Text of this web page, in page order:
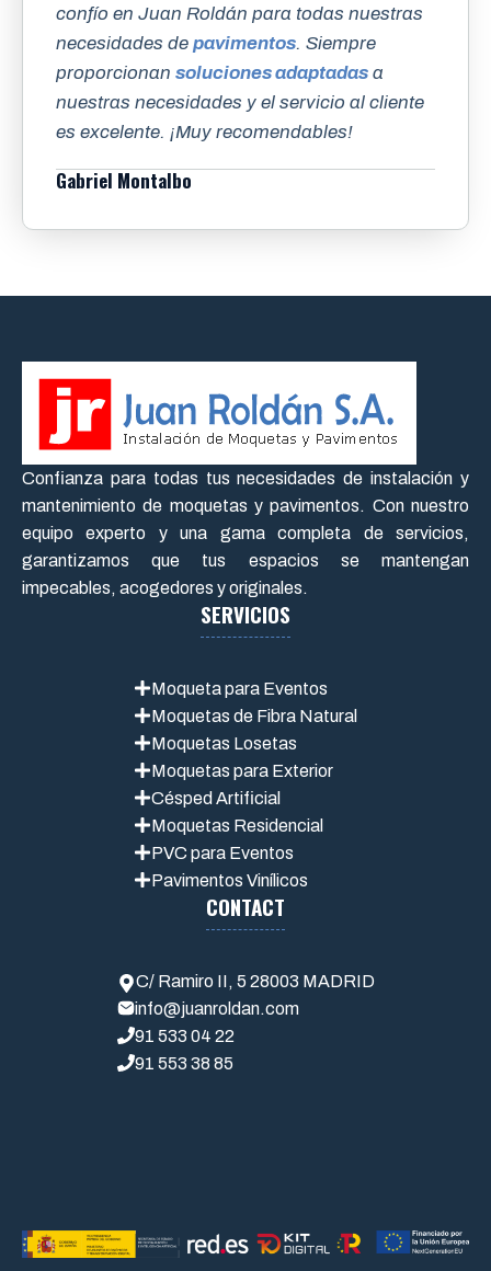
confío en Juan Roldán para todas nuestras
necesidades de pavimentos. Siempre
proporcionan solucionesadaptadas a
nuestras necesidades y el servicio al cliente
es excelente. ¡Muy recomendables!
Gabriel Montalbo
Confianza para todas tus necesidades de instalación y
mantenimiento de moquetas y pavimentos. Con nuestro
equipo experto y una gama completa de servicios,
garantizamos que tus espacios se mantengan
impecables, acogedores y originales.
SERVICIOS
Moqueta para Eventos
Moquetas de Fibra Natural
Moquetas Losetas
Moquetas para Exterior
Césped Artificial
Moquetas Residencial
PVC para Eventos
Pavimentos Vinílicos
CONTACT
C/ Ramiro II, 5 28003 MADRID
info@juanroldan.com
91 533 04 22
91 553 38 85